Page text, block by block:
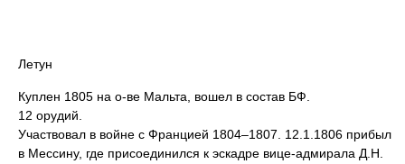
Летун
Куплен 1805 на о-ве Мальта, вошел в состав БФ.
12 орудий.
Участвовал в войне с Францией 1804–1807. 12.1.1806 прибыл
в Мессину, где присоединился к эскадре вице-адмирала Д.Н.